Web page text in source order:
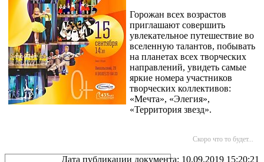
Горожан всех возрастов
приглашают совершить
увлекательное путешествие во
вселенную талантов, побывать
на планетах всех творческих
направлений, увидеть самые
яркие номера участников
творческих коллективов:
«Мечта», «Элегия»,
«Территория звезд».
Скоро что то будет...
Дата публикации документа: 10.09.2019 15:20:21